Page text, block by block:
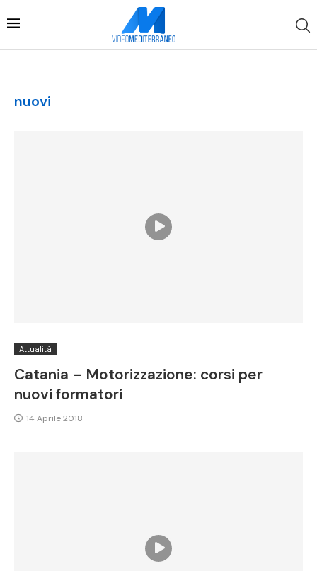
nuovi
Attualità
Catania – Motorizzazione: corsi per
nuovi formatori
14 Aprile 2018